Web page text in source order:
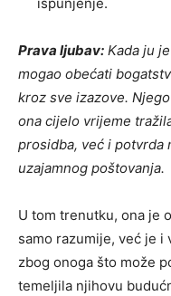
Prava ljubav: Kada ju
mogao obećati
kroz sve izazove.
ona cijelo vrijeme
prosidba, već i potvrda
uzajamnog poštovanja.
U tom trenutku, ona je
samo razumije, već je i
zbog onoga što može
temeljila njihovu